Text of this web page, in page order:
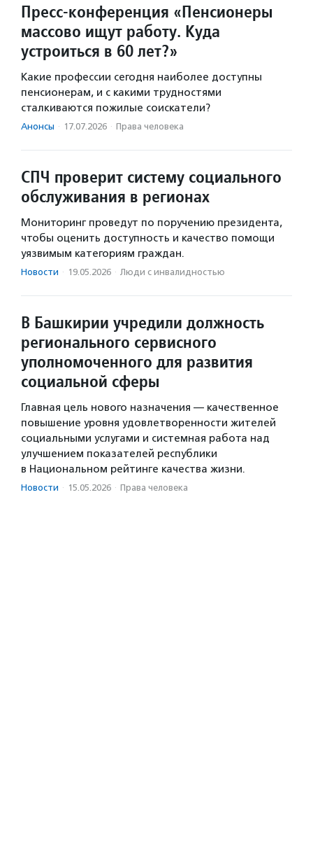
Пресс-конференция «Пенсионеры
массово ищут работу. Куда
устроиться в 60 лет?»
Какие профессии сегодня наиболее доступны
пенсионерам, и с какими трудностями
сталкиваются пожилые соискатели?
Анонсы · 17.07.2026 · Права человека
СПЧ проверит систему социального
обслуживания в регионах
Мониторинг проведут по поручению президента,
чтобы оценить доступность и качество помощи
уязвимым категориям граждан.
Новости · 19.05.2026 · Люди с инвалидностью
В Башкирии учредили должность
регионального сервисного
уполномоченного для развития
социальной сферы
Главная цель нового назначения — качественное
повышение уровня удовлетворенности жителей
социальными услугами и системная работа над
улучшением показателей республики
в Национальном рейтинге качества жизни.
Новости · 15.05.2026 · Права человека